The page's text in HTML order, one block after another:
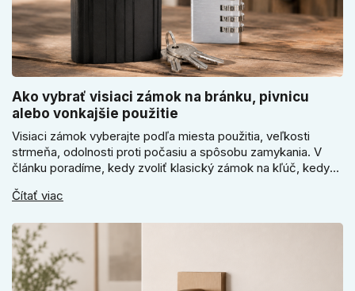
Ako vybrať visiaci zámok na bránku, pivnicu
alebo vonkajšie použitie
Visiaci zámok vyberajte podľa miesta použitia, veľkosti
strmeňa, odolnosti proti počasiu a spôsobu zamykania. V
článku poradíme, kedy zvoliť klasický zámok na kľúč, kedy
sa pri bránke, pivnici alebo záhradnom domčeku neoplatí
Čítať viac